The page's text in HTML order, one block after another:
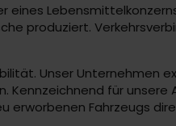
eines
produziert.
Unser Unternehmen
für
erworbenen Fahrzeugs